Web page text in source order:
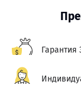
Гарантия